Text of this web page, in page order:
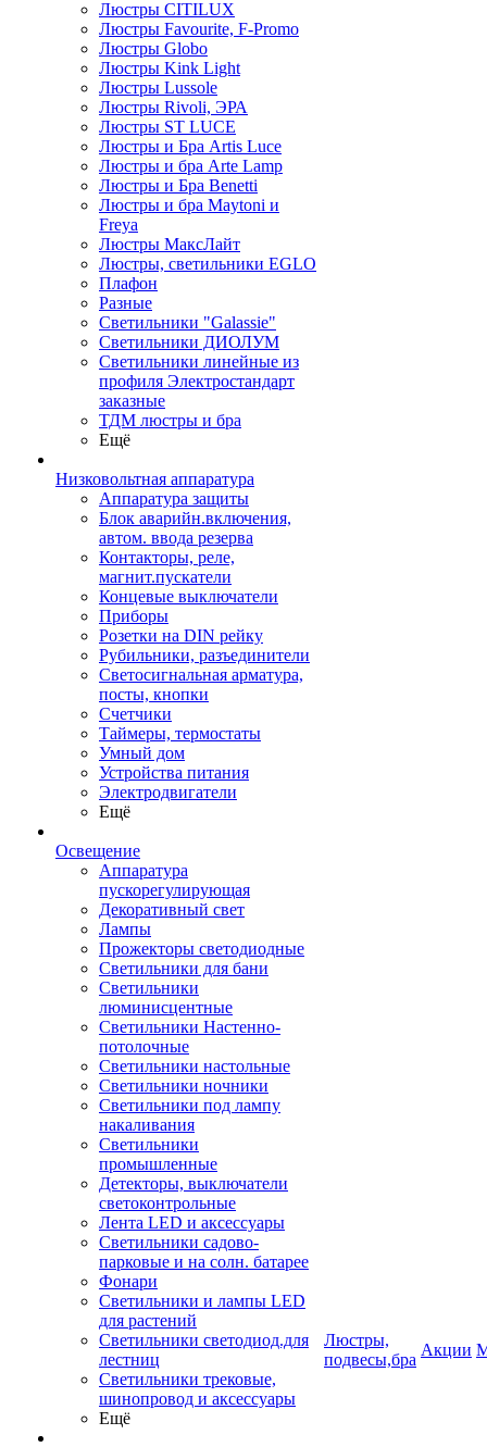
Люстры CITILUX
Люстры Favourite, F-Promo
Люстры Globo
Люстры Kink Light
Люстры Lussole
Люстры Rivoli, ЭРА
Люстры ST LUCE
Люстры и Бра Artis Luce
Люстры и бра Arte Lamp
Люстры и Бра Benetti
Люстры и бра Maytoni и
Freya
Люстры МаксЛайт
Люстры, светильники EGLO
Плафон
Разные
Светильники "Galassie"
Светильники ДИОЛУМ
Светильники линейные из
профиля Электростандарт
заказные
ТДМ люстры и бра
Ещё
Низковольтная аппаратура
Аппаратура защиты
Блок аварийн.включения,
автом. ввода резерва
Контакторы, реле,
магнит.пускатели
Концевые выключатели
Приборы
Розетки на DIN рейку
Рубильники, разъединители
Светосигнальная арматура,
посты, кнопки
Счетчики
Таймеры, термостаты
Умный дом
Устройства питания
Электродвигатели
Ещё
Освещение
Аппаратура
пускорегулирующая
Декоративный свет
Лампы
Прожекторы светодиодные
Светильники для бани
Светильники
люминисцентные
Светильники Настенно-
потолочные
Светильники настольные
Светильники ночники
Светильники под лампу
накаливания
Светильники
промышленные
Детекторы, выключатели
светоконтрольные
Лента LED и аксессуары
Светильники садово-
парковые и на солн. батарее
Фонари
Светильники и лампы LED
для растений
Светильники светодиод.для
лестниц
Светильники трековые,
шинопровод и аксессуары
Ещё
Люстры,
подвесы,бра
Акции